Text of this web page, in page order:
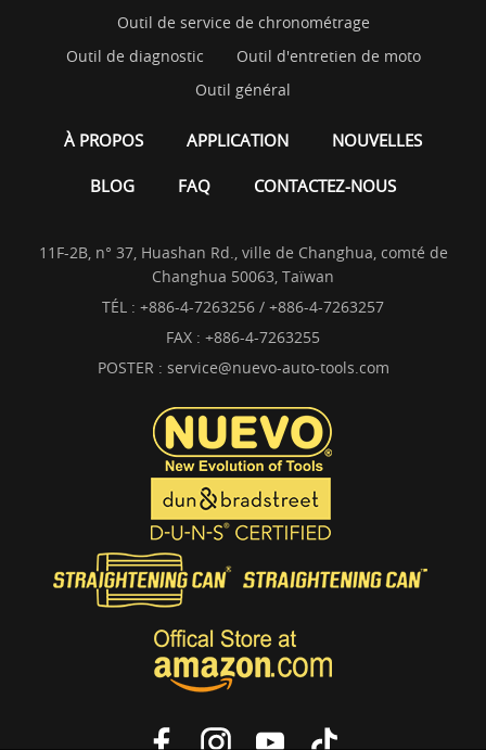
Outil de service de chronométrage
Outil de diagnostic
Outil d'entretien de moto
Outil général
À PROPOS APPLICATION NOUVELLES
BLOG FAQ CONTACTEZ-NOUS
11F-2B, n° 37, Huashan Rd., ville de Changhua, comté de
Changhua 50063, Taïwan
TÉL : +886-4-7263256 / +886-4-7263257
FAX : +886-4-7263255
POSTER : service@nuevo-auto-tools.com